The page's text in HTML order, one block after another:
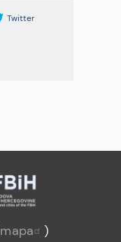
Twitter
mapa
)